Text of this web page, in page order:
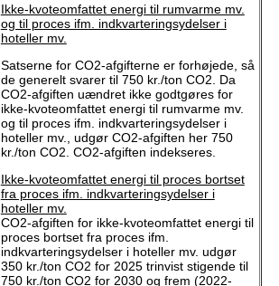
Ikke-kvoteomfattet energi til rumvarme mv.
og til proces ifm. indkvarteringsydelser i
hoteller mv.
Satserne for CO2-afgifterne er forhøjede, så
de generelt svarer til 750 kr./ton CO2. Da
CO2-afgiften uændret ikke godtgøres for
ikke-kvoteomfattet energi til rumvarme mv.
og til proces ifm. indkvarteringsydelser i
hoteller mv., udgør CO2-afgiften her 750
kr./ton CO2. CO2-afgiften indekseres.
Ikke-kvoteomfattet energi til proces bortset
fra proces ifm. indkvarteringsydelser i
hoteller mv.
CO2-afgiften for ikke-kvoteomfattet energi til
proces bortset fra proces ifm.
indkvarteringsydelser i hoteller mv. udgør
350 kr./ton CO2 for 2025 trinvist stigende til
750 kr./ton CO2 for 2030 og frem (2022-